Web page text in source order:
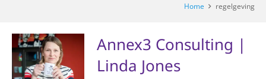
Home regelgeving
Annex3 Consulting |
Linda Jones